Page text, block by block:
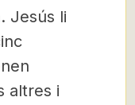
Jesús li
altres i